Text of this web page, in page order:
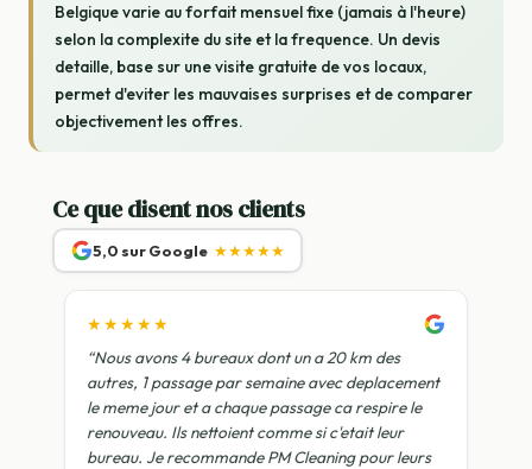
Belgique varie au forfait mensuel fixe (jamais à l'heure)
selon la complexite du site et la frequence. Un devis
detaille, base sur une visite gratuite de vos locaux,
permet d'eviter les mauvaises surprises et de comparer
objectivement les offres.
Ce que disent nos clients
5,0 sur Google ★★★★★
★★★★★
“Nous avons 4 bureaux dont un a 20 km des
autres, 1 passage par semaine avec deplacement
le meme jour et a chaque passage ca respire le
renouveau. Ils nettoient comme si c'etait leur
bureau. Je recommande PM Cleaning pour leurs